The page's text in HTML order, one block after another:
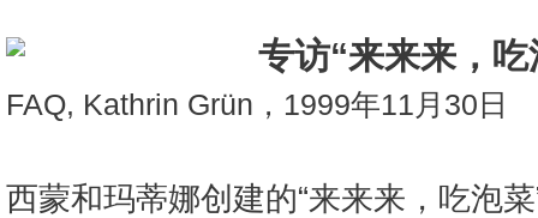
专访“来来来，
FAQ, Kathrin Grün，1999年11月30日
西蒙和玛蒂娜创建的“来来来，吃泡